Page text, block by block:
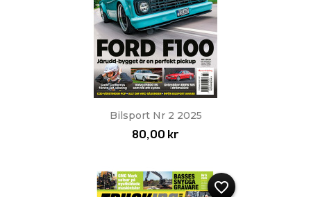
Bilsport Nr 2 2025
80,00 kr
favorite_border